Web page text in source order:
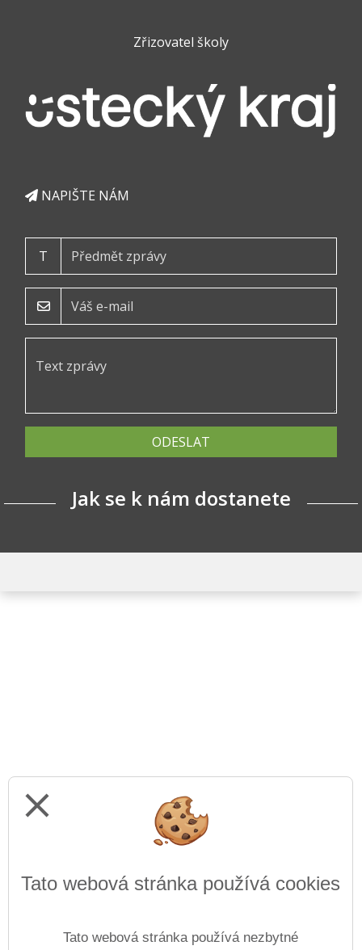
Zřizovatel školy
NAPIŠTE NÁM
T
ODESLAT
Jak se k nám dostanete
close
Tato webová stránka používá cookies
Tato webová stránka používá nezbytné